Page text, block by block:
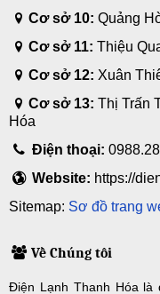
Cơ sở 10: Quảng
Cơ sở 11: Thiệu
Cơ sở 12: Xuân
Cơ sở 13: Thị Trấn
Hóa
Điện thoại:
Website: https://
Sitemap: Sơ đồ trang
Về Chúng tôi
Điện Lạnh Thanh Hóa là